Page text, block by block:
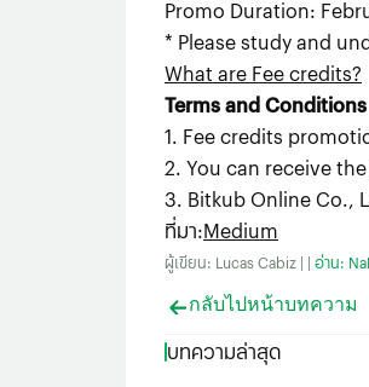
Promo Duration:
* Please study and
What are Fee credits?
Terms and Conditions
1. Fee credits
2. You can receive
3. Bitkub Online Co.,
ที่มา:Medium
ผู้เขียน: Lucas Cabiz | | อ่าน:
กลับไปหน้าบทความ
บทความล่าสุด